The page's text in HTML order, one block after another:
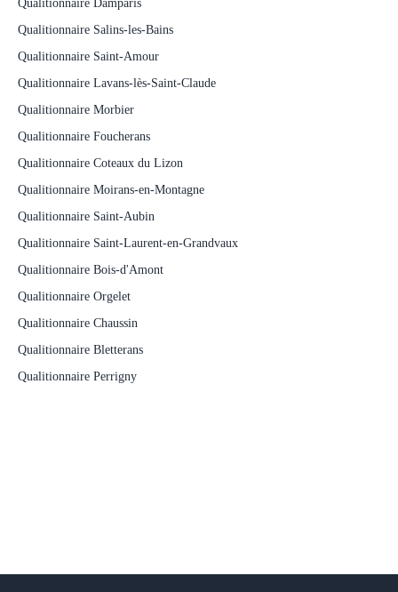
Qualitionnaire Salins-les-Bains
Qualitionnaire Saint-Amour
Qualitionnaire Lavans-lès-Saint-Claude
Qualitionnaire Morbier
Qualitionnaire Foucherans
Qualitionnaire Coteaux du Lizon
Qualitionnaire Moirans-en-Montagne
Qualitionnaire Saint-Aubin
Qualitionnaire Saint-Laurent-en-Grandvaux
Qualitionnaire Bois-d'Amont
Qualitionnaire Orgelet
Qualitionnaire Chaussin
Qualitionnaire Bletterans
Qualitionnaire Perrigny